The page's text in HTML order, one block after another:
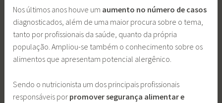
Nos últimos anos houve um aumento no número de casos
diagnosticados, além de uma maior procura sobre o tema,
tanto por profissionais da saúde, quanto da própria
população. Ampliou-se também o conhecimento sobre os
alimentos que apresentam potencial alergênico.
Sendo o nutricionista um dos principais profissionais
responsáveis por promover segurança alimentar e